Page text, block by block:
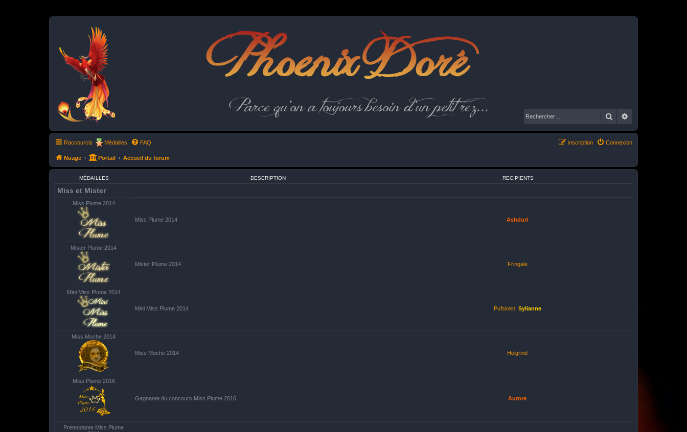
Phoenix Doré
Parce qu'on a toujours besoin d'un petit rez... Rechercher
Raccourcis Médailles FAQ Connexion
Inscription
Nuage Portail Accueil du forum
MÉDAILLES DESCRIPTION RECIPIENTS
Miss et Mister
Miss Plume 2014
Miss Plume 2014 Ashdurl
Mister Plume 2014
Mister Plume 2014 Fringale
Mini Miss Plume 2014
Mini Miss Plume 2014 Pufskein, Sylianne
Miss Moche 2014
Miss Moche 2014 Helgrind
Miss Plume 2016
Gagnante du concours Miss Plume 2016 Aurore
Prétendante Miss Plume